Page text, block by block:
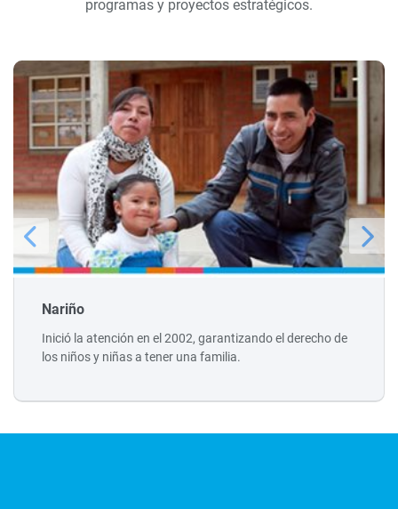
programas y proyectos estratégicos.
Nariño
Inició la atención en el 2002, garantizando el derecho de
los niños y niñas a tener una familia.